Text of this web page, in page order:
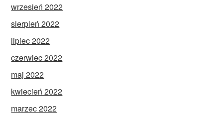
wrzesień 2022
sierpień 2022
lipiec 2022
czerwiec 2022
maj 2022
kwiecień 2022
marzec 2022